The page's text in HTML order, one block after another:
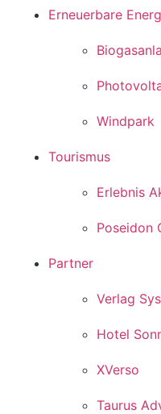
Erneuerbare
Windpark
Tourismus
Erlebnis
Poseidon
Partner
Verlag
Hotel
XVerso
Taurus